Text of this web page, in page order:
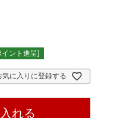
ント進呈]
気に入りに登録する
れる